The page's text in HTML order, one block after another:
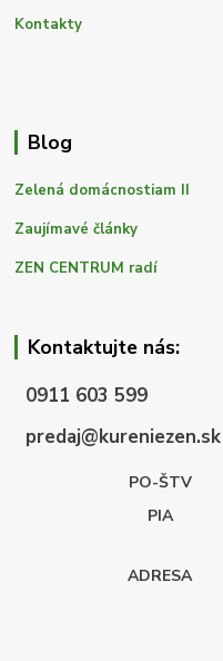
Kontakty
Blog
Zelená domácnostiam II
Zaujímavé články
ZEN CENTRUM radí
Kontaktujte nás:
0911 603 599
predaj@kureniezen.sk
PO-ŠTV
PIA
ADRESA